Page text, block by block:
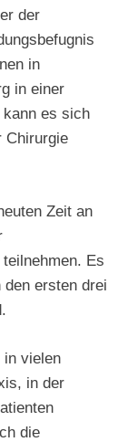
der
in
in einer
kann es sich
Chirurgie
Zeit an
Es
ersten drei
in vielen
in der
die